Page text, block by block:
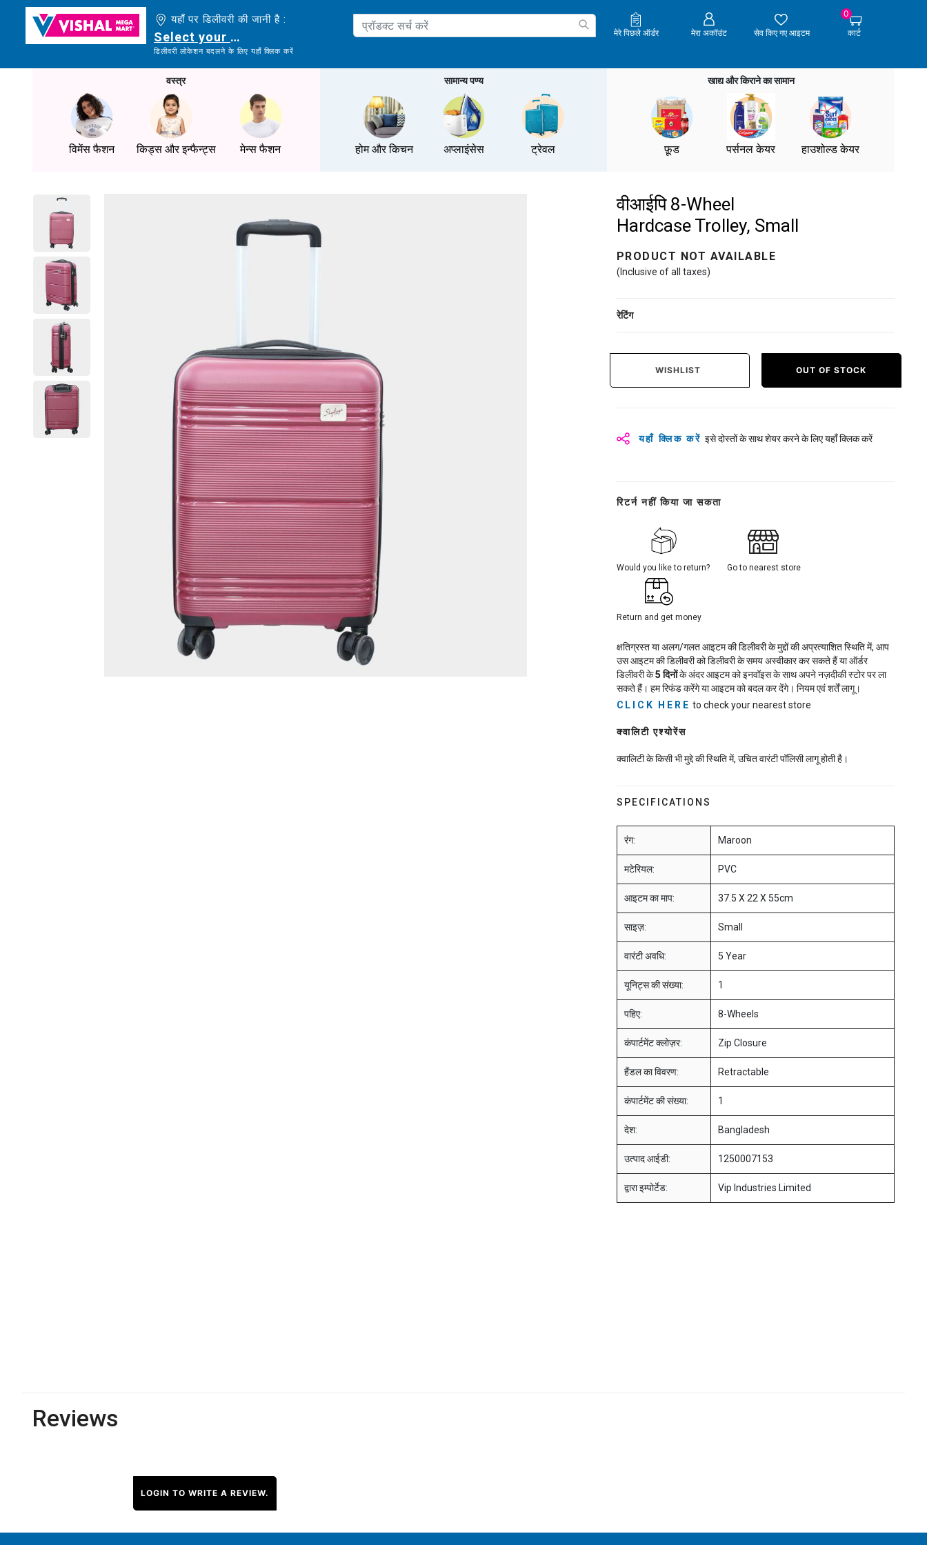
यहाँ पर डिलीवरी की जानी है :
Select your delivery location
डिलीवरी लोकेशन बदलने के लिए यहाँ क्लिक करें
मेरे पिछले ऑर्डर मेरा अकॉउंट सेव किए गए आइटम
0
कार्ट
वस्त्र
विमेंस फैशन किड्स और इन्फैन्ट्स मेन्स फैशन
सामान्य पण्य
होम और किचन अप्लाइंसेस ट्रेवल
खाद्य और किराने का सामान
फ़ूड पर्सनल केयर हाउशोल्ड केयर
वीआईपि 8-Wheel
Hardcase Trolley, Small
PRODUCT NOT AVAILABLE
(Inclusive of all taxes)
रेटिंग
WISHLIST OUT OF STOCK
यहाँ क्लिक करें इसे दोस्तों के साथ शेयर करने के लिए यहाँ क्लिक करें
रिटर्न नहीं किया जा सकता
Would you like to return? Go to nearest store
Return and get money
क्षतिग्रस्त या अलग/गलत आइटम की डिलीवरी के मुद्दों की अप्रत्याशित स्थिति में, आप
उस आइटम की डिलीवरी को डिलीवरी के समय अस्वीकार कर सकते हैं या ऑर्डर
डिलीवरी के5 दिनोंके अंदर आइटम को इनवॉइस के साथ अपने नज़दीकी स्टोर पर ला
सकते हैं। हम रिफंड करेंगे या आइटम को बदल कर देंगे। नियम एवं शर्तें लागू।
CLICK HERE to check your nearest store
क्वालिटी एश्योरेंस
क्वालिटी के किसी भी मुद्दे की स्थिति में, उचित वारंटी पॉलिसी लागू होती है।
SPECIFICATIONS
रंग: Maroon
मटेरियल: PVC
आइटम का माप: 37.5 X 22 X 55cm
साइज़: Small
वारंटी अवधि: 5 Year
यूनिट्स की संख्या: 1
पहिए: 8-Wheels
कंपार्टमेंट क्लोज़र: Zip Closure
हैंडल का विवरण: Retractable
कंपार्टमेंट की संख्या: 1
देश: Bangladesh
उत्पाद आईडी: 1250007153
द्वारा इम्पोर्टेड: Vip Industries Limited
Reviews
LOGIN TO WRITE A REVIEW.